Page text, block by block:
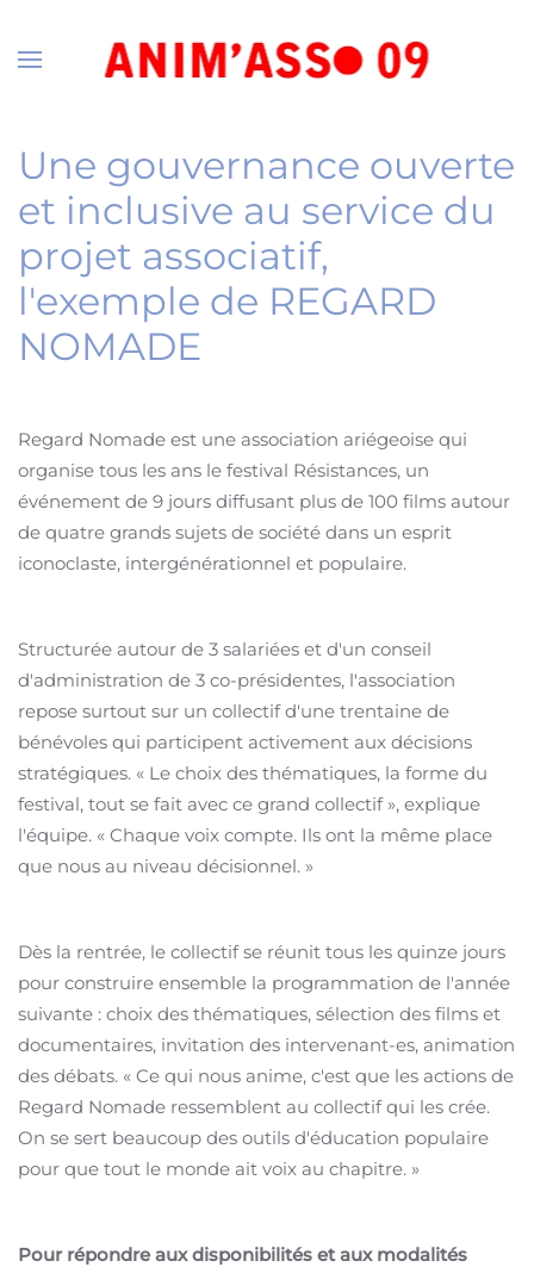
Accéder au contenu principal
Une gouvernance ouverte
et inclusive au service du
projet associatif,
l'exemple de REGARD
NOMADE
Regard Nomade est une association ariégeoise qui
organise tous les ans le festival Résistances, un
événement de 9 jours diffusant plus de 100 films autour
de quatre grands sujets de société dans un esprit
iconoclaste, intergénérationnel et populaire.
Structurée autour de 3 salariées et d'un conseil
d'administration de 3 co-présidentes, l'association
repose surtout sur un collectif d'une trentaine de
bénévoles qui participent activement aux décisions
stratégiques. « Le choix des thématiques, la forme du
festival, tout se fait avec ce grand collectif », explique
l'équipe. « Chaque voix compte. Ils ont la même place
que nous au niveau décisionnel. »
Dès la rentrée, le collectif se réunit tous les quinze jours
pour construire ensemble la programmation de l'année
suivante : choix des thématiques, sélection des films et
documentaires, invitation des intervenant-es, animation
des débats. « Ce qui nous anime, c'est que les actions de
Regard Nomade ressemblent au collectif qui les crée.
On se sert beaucoup des outils d'éducation populaire
pour que tout le monde ait voix au chapitre. »
Pour répondre aux disponibilités et aux modalités